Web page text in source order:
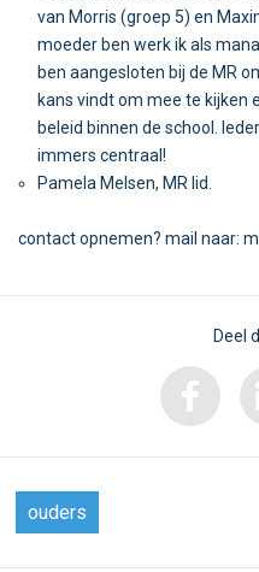
van Morris (groep 5) en
moeder ben werk ik als
ben aangesloten bij de MR
kans vindt om mee te kijken
beleid binnen de school.
immers centraal!
Pamela Melsen, MR lid.
contact opnemen? mail naar:
Deel
ouders